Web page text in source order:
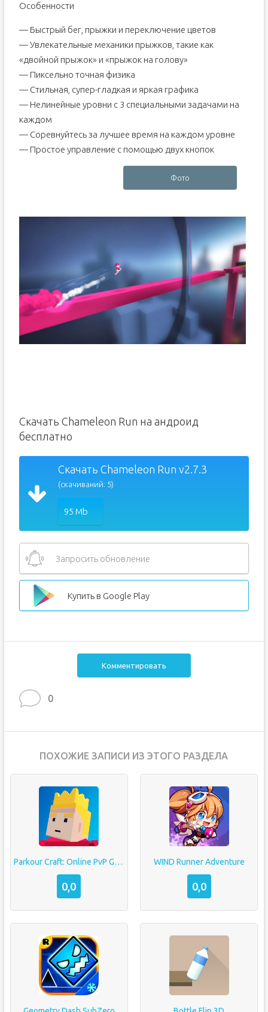
Особенности
— Быстрый бег, прыжки и переключение цветов
— Увлекательные механики прыжков, такие как
«двойной прыжок» и «прыжок на голову»
— Пиксельно точная физика
— Стильная, супер-гладкая и яркая графика
— Нелинейные уровни с 3 специальными задачами на
каждом
— Соревнуйтесь за лучшее время на каждом уровне
— Простое управление с помощью двух кнопок
Фото
Скачать Chameleon Run на андроид
бесплатно
Скачать Chameleon Run v2.7.3
(скачиваний: 5)
95 Mb
Запросить обновление
Купить в Google Play
Комментировать
0
ПОХОЖИЕ ЗАПИСИ ИЗ ЭТОГО РАЗДЕЛА
Parkour Craft: Online PvP Game
0,0
WIND Runner Adventure
0,0